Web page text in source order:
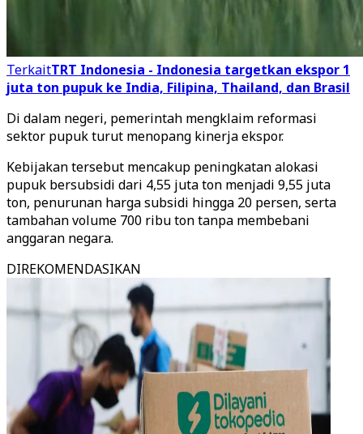
TerkaitTRT Indonesia - Indonesia targetkan ekspor 1
juta ton pupuk ke India, Filipina, Thailand, dan Brasil
Di dalam negeri, pemerintah mengklaim reformasi
sektor pupuk turut menopang kinerja ekspor.
Kebijakan tersebut mencakup peningkatan alokasi
pupuk bersubsidi dari 4,55 juta ton menjadi 9,55 juta
ton, penurunan harga subsidi hingga 20 persen, serta
tambahan volume 700 ribu ton tanpa membebani
anggaran negara.
DIREKOMENDASIKAN